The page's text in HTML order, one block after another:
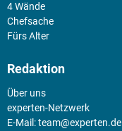
4 Wände
Chefsache
Fürs Alter
Redaktion
Über uns
experten-Netzwerk
E-Mail:team@experten.de